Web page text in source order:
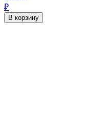
₽
В корзину